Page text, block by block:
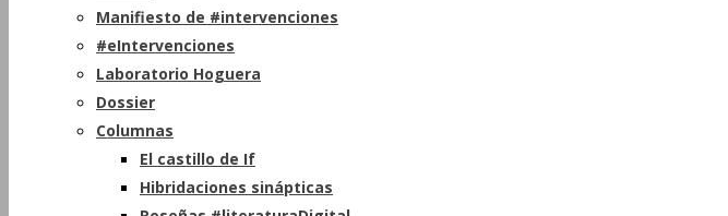
Manifiesto de #intervenciones
#eIntervenciones
Laboratorio Hoguera
Dossier
Columnas
El castillo de If
Hibridaciones sinápticas